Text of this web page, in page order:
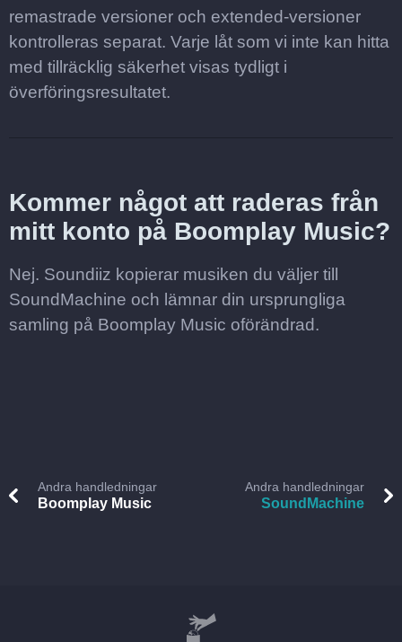
remastrade versioner och extended-versioner
kontrolleras separat. Varje låt som vi inte kan hitta
med tillräcklig säkerhet visas tydligt i
överföringsresultatet.
Kommer något att raderas från
mitt konto på Boomplay Music?
Nej. Soundiiz kopierar musiken du väljer till
SoundMachine och lämnar din ursprungliga
samling på Boomplay Music oförändrad.
Andra handledningar
Boomplay Music
Andra handledningar
SoundMachine